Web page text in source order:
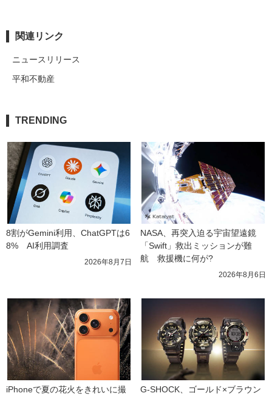
関連リンク
ニュースリリース
平和不動産
TRENDING
8割がGemini利用、ChatGPTは6
8%　AI利用調査
2026年8月7日
NASA、再突入迫る宇宙望遠鏡
「Swift」救出ミッションが難
航　救援機に何が?
2026年8月6日
iPhoneで夏の花火をきれいに撮
G-SHOCK、ゴールド×ブラウン